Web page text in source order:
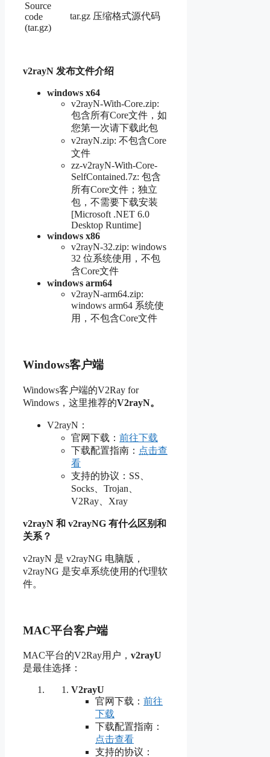
Source
code
(tar.gz)
tar.gz 压缩格式源代码
v2rayN 发布文件介绍
windows x64
v2rayN-With-Core.zip:
包含所有Core文件，如
您第一次请下载此包
v2rayN.zip: 不包含Core
文件
zz-v2rayN-With-Core-
SelfContained.7z: 包含
所有Core文件；独立
包，不需要下载安装
[Microsoft .NET 6.0
Desktop Runtime]
windows x86
v2rayN-32.zip: windows
32 位系统使用，不包
含Core文件
windows arm64
v2rayN-arm64.zip:
windows arm64 系统使
用，不包含Core文件
Windows客户端
Windows客户端的V2Ray for
Windows，这里推荐的V2rayN。
V2rayN：
官网下载： 前往下载
下载配置指南： 点击查
看
支持的协议：SS、
Socks、Trojan、
V2Ray、Xray
v2rayN 和 v2rayNG 有什么区别和
关系？
v2rayN 是 v2rayNG 电脑版，
v2rayNG 是安卓系统使用的代理软
件。
MAC平台客户端
MAC平台的V2Ray用户， v2rayU
是最佳选择：
V2rayU
官网下载： 前往
下载
下载配置指南：
点击查看
支持的协议：